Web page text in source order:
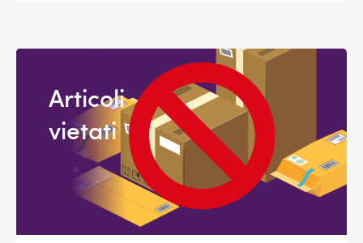
Articoli
vietati